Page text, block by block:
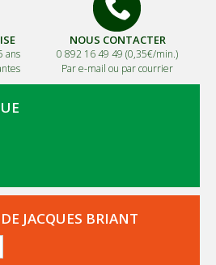
ans
NOUS CONTACTER
0 892 16 49 49 (0,35€/min.)
Par e-mail ou par courrier
JACQUES BRIANT